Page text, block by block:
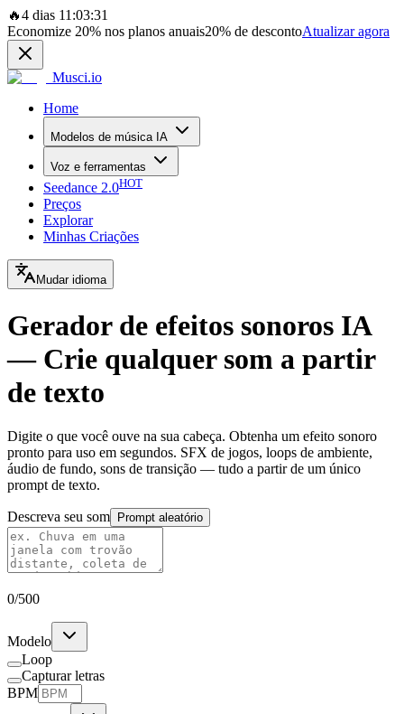
🔥4 dias 11:03:31
Economize 20% nos planos anuais20% de descontoAtualizar agora
Musci.io
Home
Modelos de música IA
Voz e ferramentas
Seedance 2.0HOT
Preços
Explorar
Minhas Criações
Mudar idioma
Gerador de efeitos sonoros IA
— Crie qualquer som a partir
de texto
Digite o que você ouve na sua cabeça. Obtenha um efeito sonoro
pronto para uso em segundos. SFX de jogos, loops de ambiente,
áudio de fundo, sons de transição — tudo a partir de um único
prompt de texto.
Descreva seu som Prompt aleatório
0/500
Modelo
Loop
Capturar letras
BPM